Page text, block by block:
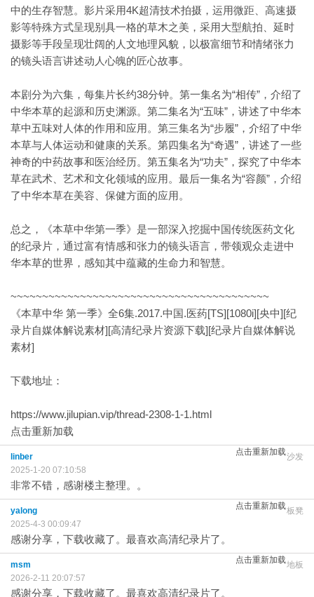
中的生存智慧。影片采用4K超清技术拍摄，运用微距、高速摄
影等特殊方式呈现别具一格的草木之美，采用大型航拍、延时
摄影等手段呈现壮阔的人文地理风貌，以极富细节和情绪张力
的镜头语言讲述动人心魄的匠心故事。
本剧分为六集，每集片长约38分钟。第一集名为“相传”，介绍了
中华本草的起源和历史渊源。第二集名为“五味”，讲述了中华本
草中五味对人体的作用和应用。第三集名为“步履”，介绍了中华
本草与人体运动和健康的关系。第四集名为“奇遇”，讲述了一些
神奇的中药故事和医治经历。第五集名为“功夫”，探究了中华本
草在武术、艺术和文化领域的应用。最后一集名为“容颜”，介绍
了中华本草在美容、保健方面的应用。
总之，《本草中华第一季》是一部深入挖掘中国传统医药文化
的纪录片，通过富有情感和张力的镜头语言，带领观众走进中
华本草的世界，感知其中蕴藏的生命力和智慧。
~~~~~~~~~~~~~~~~~~~~~~~~~~~~~~~~~~~~~~~~~
《本草中华 第一季》全6集.2017.中国.医药[TS][1080i][央中][纪
录片自媒体解说素材][高清纪录片资源下载][纪录片自媒体解说
素材]
下载地址：
https://www.jilupian.vip/thread-2308-1-1.html
点击重新加载
点击重新加载沙发
linber
2025-1-20 07:10:58
非常不错，感谢楼主整理。。
点击重新加载板凳
yalong
2025-4-3 00:09:47
感谢分享，下载收藏了。最喜欢高清纪录片了。
点击重新加载地板
msm
2026-2-11 20:07:57
感谢分享，下载收藏了。最喜欢高清纪录片了。